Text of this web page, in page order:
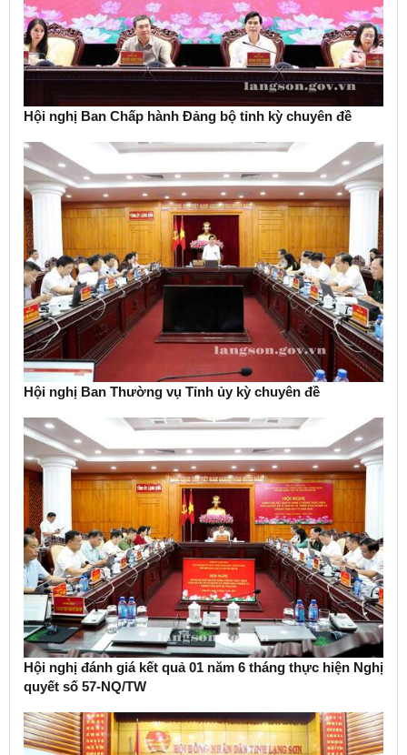
Hội nghị Ban Chấp hành Đảng bộ tỉnh kỳ chuyên đề
Hội nghị Ban Thường vụ Tỉnh ủy kỳ chuyên đề
Hội nghị đánh giá kết quả 01 năm 6 tháng thực hiện Nghị
quyết số 57-NQ/TW